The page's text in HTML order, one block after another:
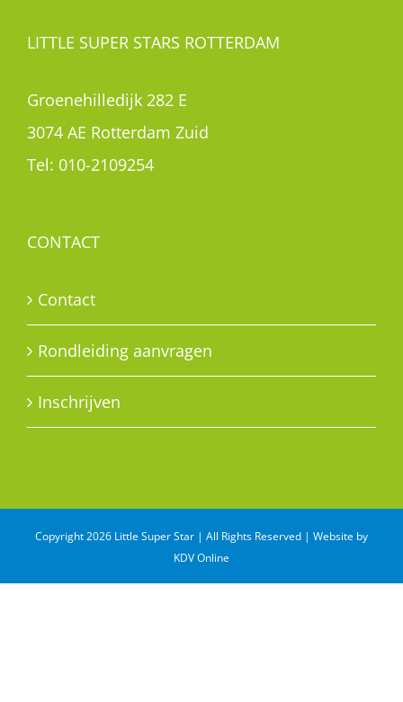
LITTLE SUPER STARS ROTTERDAM
Groenehilledijk 282 E
3074 AE Rotterdam Zuid
Tel: 010-2109254
CONTACT
Contact
Rondleiding aanvragen
Inschrijven
Copyright 2026 Little Super Star | All Rights Reserved | Website by
KDV Online